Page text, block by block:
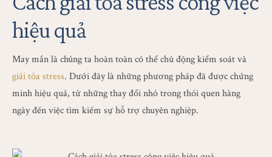
hiệu quả
May mắn là chúng ta hoàn toàn có thể chủ động kiểm soát và
giải tỏa stress. Dưới đây là những phương pháp đã được chứng
minh hiệu quả, từ những thay đổi nhỏ trong thói quen hàng
ngày đến việc tìm kiếm sự hỗ trợ chuyên nghiệp.